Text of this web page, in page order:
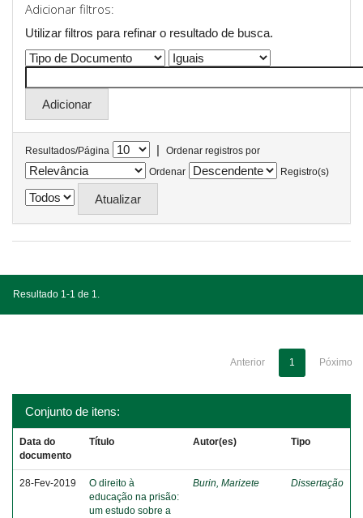
Adicionar filtros:
Utilizar filtros para refinar o resultado de busca.
Resultados/Página |
Ordenar registros por
Ordenar
Registro(s)
Resultado 1-1 de 1.
Anterior 1 Póximo
Conjunto de itens:
Data do
documento
Título Autor(es) Tipo
28-Fev-2019
O direito à
educação na prisão:
um estudo sobre a
Burin, Marizete Dissertação